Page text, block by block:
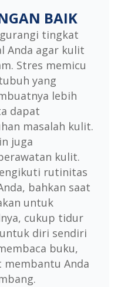
BAIK
tingkat
Anda agar kulit
Stres memicu
yang
lebih
dapat
masalah kulit.
juga
kulit.
rutinitas
bahkan saat
untuk
cukup tidur
diri sendiri
buku,
Anda